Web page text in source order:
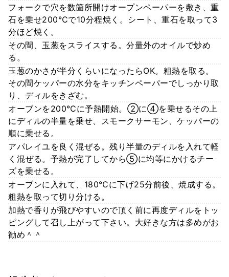
フォークで穴を数箇所開けオープンペーパーを敷き、重
石を乗せ200℃で10分程焼く。シート、重石を取って3
分ほど焼く。
その間、玉葱をスライスする。分量外のオイルで炒め
る。
玉葱のかさが半分くらいになったらOK。粗熱を取る。
その間ケッパーの水分をキッチンペーパーでしっかり取
り、ディルをきざむ。
オーブンを200℃に予熱開始。②に④を乗せるその上
にディルの半量を乗せ、スモークサーモン、ケッパーの
順に乗せる。
アパレイユを良く混ぜる。残り半量のディルを入れて軽
く混ぜる。予熱が完了してから⑤に均等にかけるチー
ズを乗せる。
オーブンに入れて、180℃に下げ25分前後、焼成する。
粗熱を取って切り分ける。
加熱で香りが飛びやすいので頂く前に再度ディルをトッ
ピングして召し上がって下さい。大好きな方は多めがお
勧め＾＾